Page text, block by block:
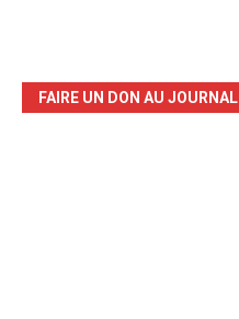
FAIRE UN DON AU JOURNAL